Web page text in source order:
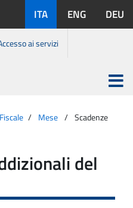
disponibili:
ITA ENG DEU
ai servizi
Apri
menu
Mese
Scadenze
del